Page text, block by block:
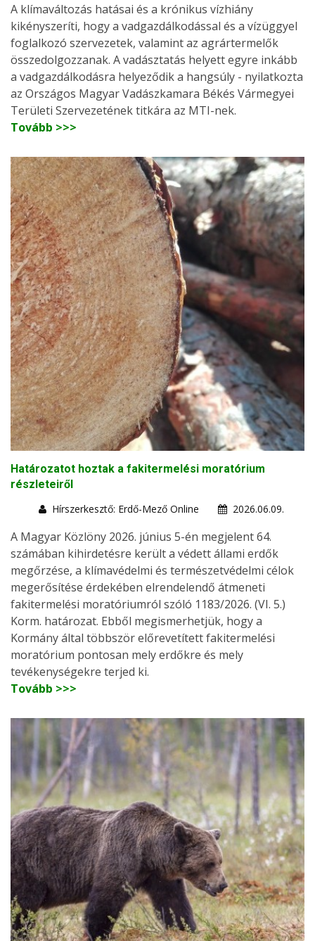
A klímaváltozás hatásai és a krónikus vízhiány
kikényszeríti, hogy a vadgazdálkodással és a vízüggyel
foglalkozó szervezetek, valamint az agrártermelők
összedolgozzanak. A vadásztatás helyett egyre inkább
a vadgazdálkodásra helyeződik a hangsúly - nyilatkozta
az Országos Magyar Vadászkamara Békés Vármegyei
Területi Szervezetének titkára az MTI-nek.
Tovább >>>
Határozatot hoztak a fakitermelési moratórium
részleteiről
Hírszerkesztő: Erdő-Mező Online
2026.06.09.
A Magyar Közlöny 2026. június 5-én megjelent 64.
számában kihirdetésre került a védett állami erdők
megőrzése, a klímavédelmi és természetvédelmi célok
megerősítése érdekében elrendelendő átmeneti
fakitermelési moratóriumról szóló 1183/2026. (VI. 5.)
Korm. határozat. Ebből megismerhetjük, hogy a
Kormány által többször előrevetített fakitermelési
moratórium pontosan mely erdőkre és mely
tevékenységekre terjed ki.
Tovább >>>